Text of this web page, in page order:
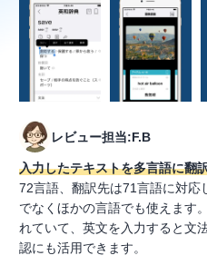
レビュー担当:F.B
入力したテキストを多言語に翻
72言語、翻訳先は71言語に対応
でなくほかの言語でも使えます
れていて、英文を入力すると文
認にも活用できます。